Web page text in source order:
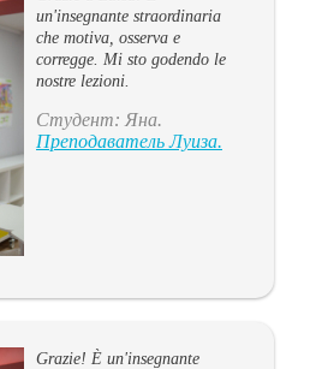
un'insegnante straordinaria
che motiva, osserva e
corregge. Mi sto godendo le
nostre lezioni.
Студент: Яна.
Преподаватель Луиза.
Grazie! È un'insegnante